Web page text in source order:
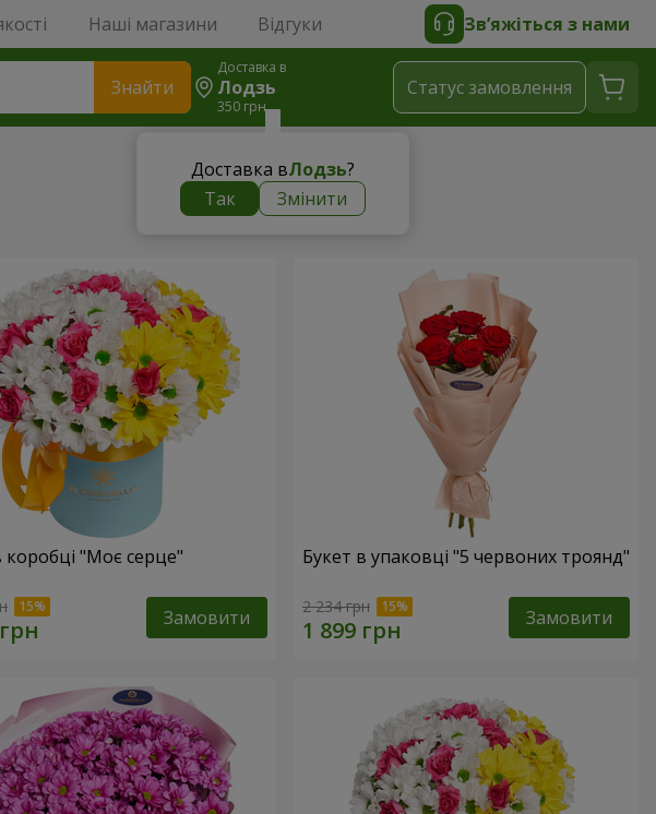
Наші магазини Відгуки Зв’яжіться з нами
Знайти
Доставка в
Лодзь
350 грн
Доставка вЛодзь?
Так
Змінити
Статус замовлення
коробці "Моє серце"
Замовити
Букет в упаковці "5 червоних троянд"
2 234 грн Замовити